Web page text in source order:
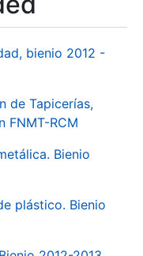
bienio 2012 -
de Tapicerías,
FNMT-RCM
Bienio
plástico. Bienio